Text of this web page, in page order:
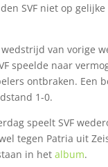
SVF niet op gelijke
van vorige
speelde naar
ontbraken. Een
1-0.
speelt SVF
tegen Patria uit
in het album.